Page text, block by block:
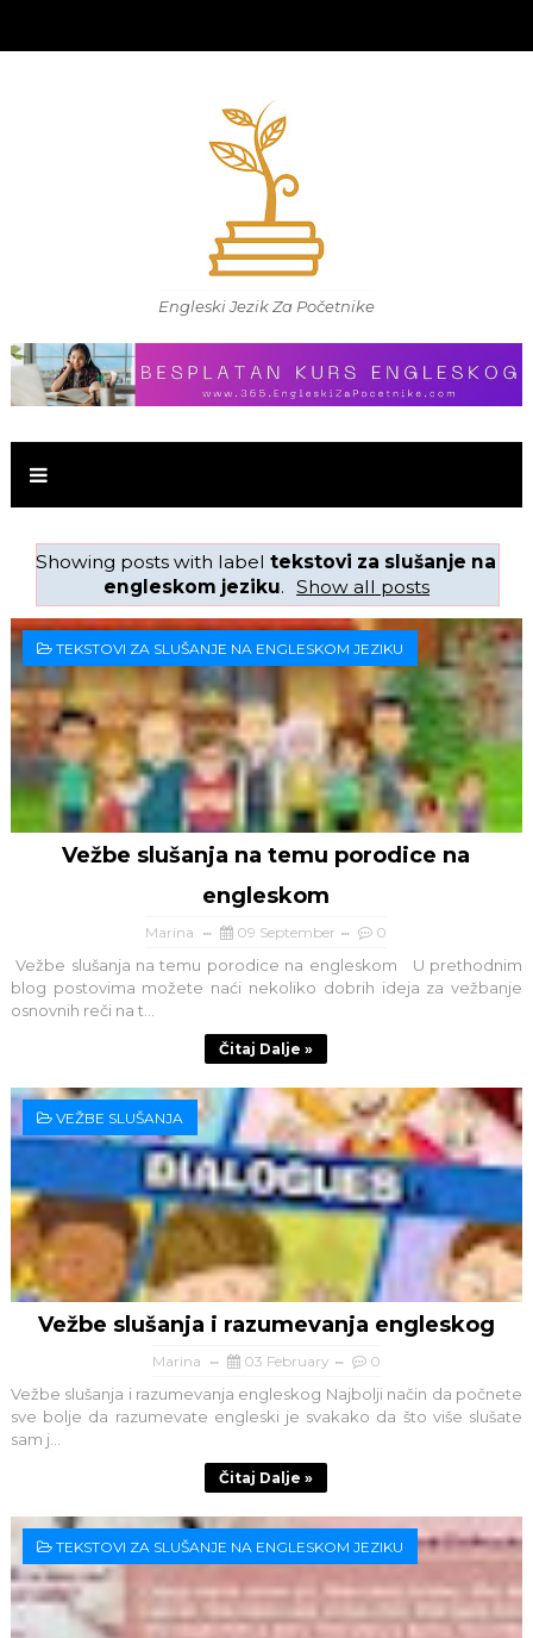
Engleski Jezik Za Početnike
Showing posts with labeltekstovi za slušanje na
engleskom jeziku. Show all posts
TEKSTOVI ZA SLUŠANJE NA ENGLESKOM JEZIKU
Vežbe slušanja na temu porodice na
engleskom
Marina 09 September 0
Vežbe slušanja na temu porodice na engleskom U prethodnim
blog postovima možete naći nekoliko dobrih ideja za vežbanje
osnovnih reči na t...
Čitaj Dalje »
VEŽBE SLUŠANJA
Vežbe slušanja i razumevanja engleskog
Marina 03 February 0
Vežbe slušanja i razumevanja engleskog Najbolji način da počnete
sve bolje da razumevate engleski je svakako da što više slušate
sam j...
Čitaj Dalje »
TEKSTOVI ZA SLUŠANJE NA ENGLESKOM JEZIKU